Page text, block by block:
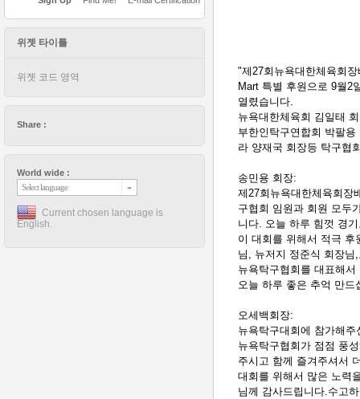
위젯 타이틀
위젯 코드 영역
Share :
World wide :
Select language
Current chosen language is
English.
"제27회뉴욕대한체육회
Mart 특별 후원으로 9월2
열렸습니다.
뉴욕대한체육회 김일태
부한인탁구연합회 박팔
라 양재국 회장등 탁구협
송민용 회장:
제27회뉴욕대한체육회장
구협회 임원과 회원 모두
니다. 오늘 하루 힘껏 경
이 대회를 위해서 적극
님, 뉴저지 정준식 회장
뉴욕탁구협회를 대표해
오늘 하루 좋은 추억 만드
오세백회장:
뉴욕탁구대회에 참가해
뉴욕탁구협회가 점점 풍
주시고 함께 즐겨주셔서
대회를 위해서 많은 노력
님께 감사드립니다.수고